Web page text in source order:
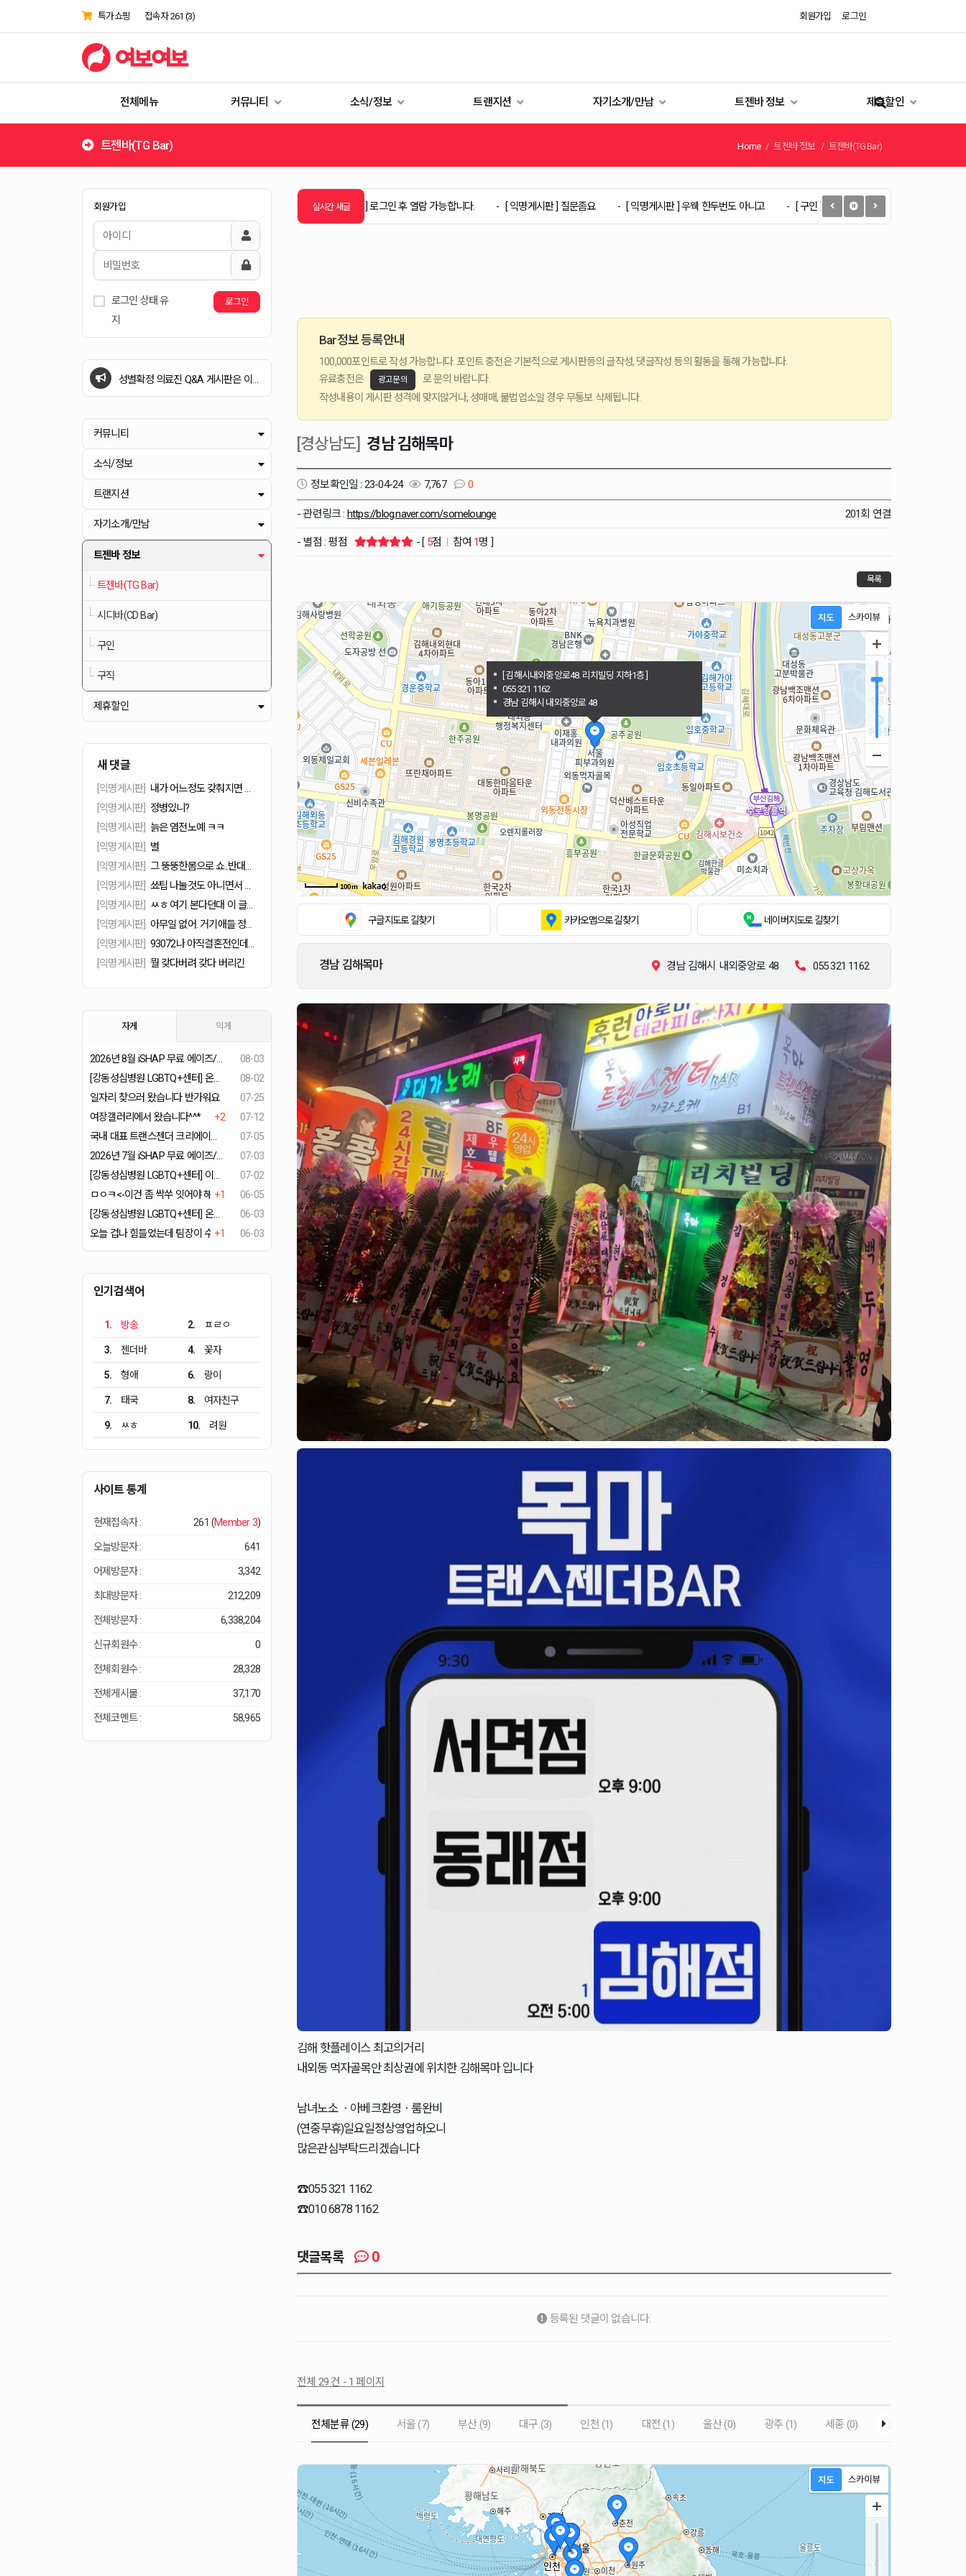
특가쇼핑 접속자 261 (3) 회원가입 로그인
전체메뉴 커뮤니티 소식/정보 트랜지션 자기소개/만남 트젠바 정보 제휴할인
트젠바(TG Bar) Home 트젠바 정보 트젠바(TG Bar)
LOGIN
회원가입
로그인 상태 유
지
로그인
[임시정책]DDoS공격으로 인해 한국
필요하지 않습니다 (2025.05.16 시행)
성별확정 의료진 Q&A 게시판은 이번
달(2024-06-30) 까지만 운영됩니다.
커뮤니티
소식/정보
트랜지션
자기소개/만남
트젠바 정보
트젠바(TG Bar)
시디바(CD Bar)
구인
구직
제휴할인
새 댓글
[익명게시판] 내가 어느정도 갖춰지면 가고싶은데 가도 되는데 당장 아무데나 들어가서 일하는게 좋아. 일구하는게 우선이면 여기저기 추라이 넣어봐야지, 거기서 다 널 쓴다는 보장도 없는데...구인 가게들도 지원한다고 다 써주는게 아니야.얼굴보고 능력보고 쓰는거야. 쓸만한 애가 지원을 안하니 계속 구하는거고... 일단 붙는데 들어가.그리고 손님 없을 정도면 사람 구하지도 않는다. 월급이 나가니깐...그 월급 아까워서 한두명으로 돌리는 가게도 얼마나 많은데
[익명게시판] 정병있니?
[익명게시판] 늙은 염전노예 ㅋㅋ
[익명게시판] 별
[익명게시판] 그 뚱뚱한몸으로 쇼..반대로 손님이 팁 받아야대 ㅋㅋㅋ
[익명게시판] 쑈팁 나눌것도 아니면서 왜 생색을 낸대?어떻게 보면 팁 총량의 법칙에 의해 남이 벌돈 홀랑 먹눈건데 미안해해야지
[익명게시판] ㅆㅎ 여기 본다던대 이 글도 볼듯.새겨들을 말은 좀 새겨듣길.
[익명게시판] 아무일 없어. 거기애들 정신병자 망상글 한두번이야?
[익명게시판] 93072나 아직결혼전인데 넌 한거야?아줌마 글이라고판단될정도로? 그런데 나 안영석님 좋아
[익명게시판] 뭘 갖다버려 갖다 버리긴
자게 익게
2026년 8월 iSHAP 무료 에이즈/종합성병 검사일정
08-03
[강동성심병원 LGBTQ+센터] 온라인 성소수자 건강강좌 시리즈 '스마트Q' - “트랜지션 여정 속 내 마음 돌보는 법 - 트랜지션에 따른 심리적 변화 및 심리상담의 역할"
08-02
일자리 찾으러 왔습니다 반가워요
07-25
+2
여장갤러리에서 왔습니다^^*
07-12
국내 대표 트랜스젠더 크리에이터들이 뭉쳤다! 꽃자X쎄히 예능 채널 TG걸스
07-05
2026년 7월 iSHAP 무료 에이즈/종합성병 검사일정
07-03
[강동성심병원 LGBTQ+센터] 이번 달은 한국성소수자의료연구회 강의로 진행합니다! KALM 오픈세미나 26년 7월 강의 안내
07-02
+1
ㅁㅇㅋ<-이건 좀 싹쑤 잇어야 해주나여...?
06-05
[강동성심병원 LGBTQ+센터] 온라인 성소수자 건강강좌 시리즈 '스마트Q' - “목소리를 넘어 -- 음성 여성화 수술의 발전과 미래"
06-03
+1
오늘 겁나 힘들었는데 팀장이 수고했다며 06-03
인기검색어
1. 방송 2. ㅍㄹㅇ
3. 젠더바 4. 꽃자
5. 형애 6. 랑이
7. 태국 8. 여자친구
9. ㅆㅎ 10. 려원
사이트 통계
현재접속자 : 261 (Member 3)
오늘방문자 :
641
어제방문자 :
3,342
최대방문자 :
212,209
전체방문자 :
6,338,204
신규회원수 :
0
전체회원수 :
28,328
전체게시물 :
37,170
전체코멘트 :
58,965
실시간 새글
[ 크로스드레서(CD) ]로그인 후 열람 가능합니다. [ 익명게시판 ] 질문좀요 [ 익명게시판 ] 우웩 한두번도 아니고 [ 구인 ] 로그인 후 열람 가능합니다.
Bar정보 등록안내
100,000포인트로 작성 가능합니다. 포인트 충전은 기본적으로 게시판등의 글작성, 댓글작성 등의 활동을 통해 가능합니다.
유료충전은
광고문의
로 문의 바랍니다.
작성내용이 게시판 성격에 맞지않거나, 성매매, 불법업소일 경우 무통보 삭제됩니다.
[경상남도] 경남 김해목마
정보확인일 : 23-04-24 7,767 0
- 관련링크 : https://blog.naver.com/somelounge 201회 연결
- 별점 : 평점 - [ 5점 | 참여 1명 ]
목록
[ 김해시내외중앙로48. 리치빌딩 지하1층 ]
055 321 1162
경남 김해시 내외중앙로 48
100m
구글지도로 길찾기 카카오맵으로 길찾기 네이버지도로 길찾기
경남 김해목마 경남 김해시 내외중앙로 48 055 321 1162
김해 핫플레이스 최고의거리
내외동 먹자골목안 최상권에 위치한 김해목마 입니다
남녀노소 ㆍ아베크환영ㆍ룸완비
(연중무휴)일요일정상영업하오니
많은관심부탁드리겠습니다
☎️055 321 1162
☎️010 6878 1162
댓글목록 0
등록된 댓글이 없습니다.
전체 29 건 - 1 페이지
전체분류 (29) 서울 (7) 부산 (9) 대구 (3) 인천 (1) 대전 (1) 울산 (0) 광주 (1) 세종 (0)